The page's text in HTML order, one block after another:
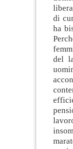
di
ha
del